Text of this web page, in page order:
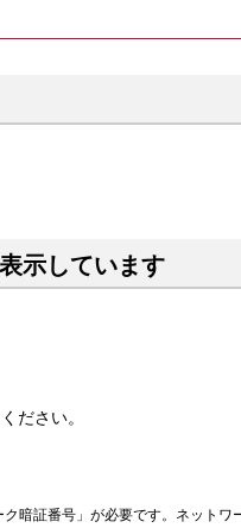
示しています
ださい。
暗証番号」が必要です。ネットワ